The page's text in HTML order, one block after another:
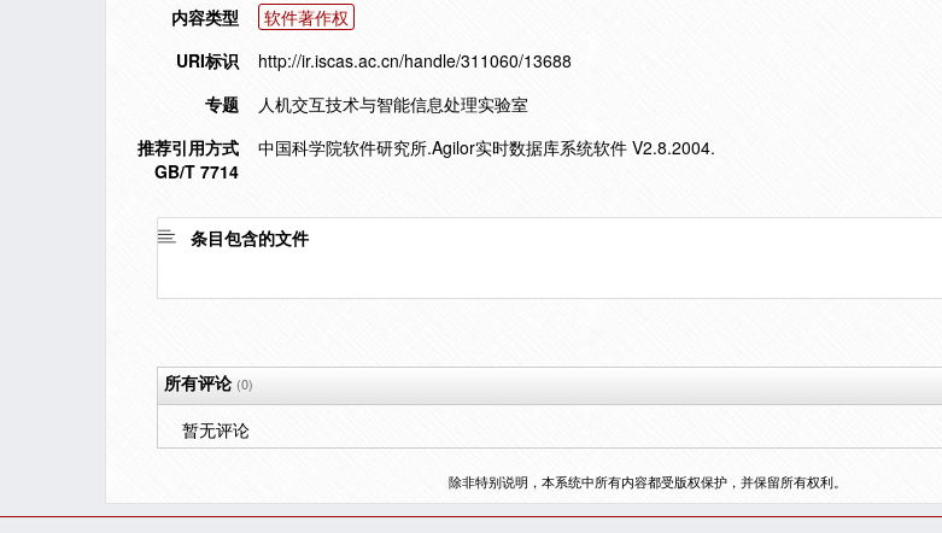
内容类型
软件著作权
URI标识
http://ir.iscas.ac.cn/handle/311060/13688
专题
人机交互技术与智能信息处理实验室
推荐引用方式
GB/T 7714
中国科学院软件研究所.Agilor实时数据库系统软件 V2.8.2004.
条目包含的文件
所有评论(0)
暂无评论
除非特别说明，本系统中所有内容都受版权保护，并保留所有权利。